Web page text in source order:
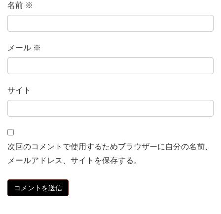
名前 ※
メール ※
サイト
次回のコメントで使用するためブラウザーに自分の名前、
メールアドレス、サイトを保存する。